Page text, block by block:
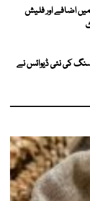
اضافے اور فلیش
سنگ کی نئی ڈیوائس نے